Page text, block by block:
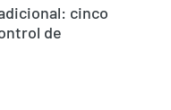
cinco
de